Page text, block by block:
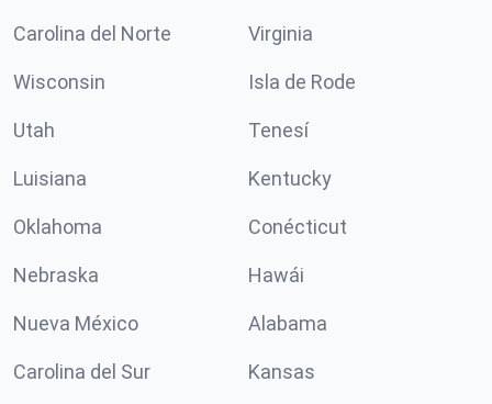
Carolina del Norte Virginia
Wisconsin Isla de Rode
Utah Tenesí
Luisiana Kentucky
Oklahoma Conécticut
Nebraska Hawái
Nueva México Alabama
Carolina del Sur Kansas